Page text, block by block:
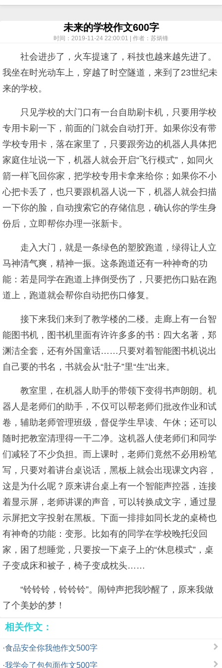
未来的学校作文600字
时间：2019-11-24 22:00:01 | 作者：苏炳锋
社会进步了，火车提速了，科技也越来越先进了。
我坐在时光动车上，穿越了时空隧道，来到了23世纪未
来的学校。
只见学校的大门口有一台自助刷卡机，只要用学校
专用卡刷一下，前面的门就会自动打开。如果你没有带
学校专用卡，落在家里了，只要跟旁边的机器人具体把
家庭住址说一下，机器人就会开启“飞行模式”，如同火
箭一样飞回你家，把学校专用卡拿来给你；如果你不小
心把卡丢了，也只要跟机器人说一下，机器人就会扫描
一下你的脸，自动搜索它的存储信息，确认你的学生身
份后，立即帮你办理一张新卡。
走入大门，就是一条绿色的塑胶跑道，绿得让人立
马神清气爽，精神一振。这条跑道还有一种神奇的功
能：若是同学在跑道上摔倒受伤了，只要把伤口贴在跑
道上，跑道就会帮你自动把伤口修复。
接下来我们来到了教学楼的二楼。走廊上有一台智
能图书机，图书机里面有许许多多的书：四大名著，郑
渊洁全套，还有外国童话……只要对着智能图书机说出
自己要的书名，书就会从“肚子”里“生”出来。
教室里，在机器人助手的带领下变得书声朗朗。机
器人是老师们的助手，不仅可以帮老师们批改作业和试
卷，辅助老师管理班级，督促学生早读、午休；还可以
随时把教室清理得一干二净。这机器人使老师们和同学
们减轻了不少负担。而上课时，老师们竟然不必用粉笔
写，只要对着讲台桌说话，黑板上就会出现课文内容，
这是为什么呢？原来讲台桌上有一个智能声控器，连接
着显示屏，老师讲课的声音，可以转换成文字，通过显
示屏把文字投射在黑板。下面一排排如同长龙的桌椅也
有神奇的功能：变形。比如有的同学在学校晚托没回
家，困了想睡觉，只要按一下桌子上的“休息模式”，桌
子变成床和被子，椅子变成枕头……
“铃铃铃，铃铃铃”。闹钟声把我吵醒了，原来我做
了个美妙的梦！
相关作文：
·食品安全你我他作文500字
·我学会了包包面作文500字